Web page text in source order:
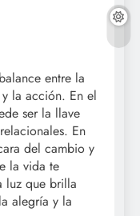
entre la
la acción. En el
ser la llave
En
del cambio y
la vida te
luz que brilla
alegría y la